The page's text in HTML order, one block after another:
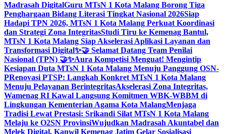
Madrasah DigitalGuru MTsN 1 Kota Malang Borong Tiga
Penghargaan Bidang Literasi Tingkat Nasional 2026Siap
Hadapi TPN 2026, MTsN 1 Kota Malang Perkuat Koordinasi
dan Strategi Zona IntegritasStudi Tiru ke Kemenag Bantul,
MTsN 1 Kota Malang Siap Akselerasi Aplikasi Layanan dan
Transformasi Digital✨🤝 Selamat Datang Team Penilai
Nasional (TPN) 🤝✨Aura Kompetisi Menguat! Mengintip
Kesiapan Duta MTsN 1 Kota Malang Menuju Panggung OSN-
PRenovasi PTSP: Langkah Konkret MTsN 1 Kota Malang
Menuju Pelayanan BerintegritasAkselerasi Zona Integritas,
Wamenag RI Kawal Langsung Komitmen WBK-WBBM di
Lingkungan Kementerian Agama Kota MalangMenjaga
Tradisi Lewat Prestasi: Srikandi Silat MTsN 1 Kota Malang
Melaju ke O2SN ProvinsiWujudkan Madrasah Akuntabel dan
Melek Digital, Kanwil Kemenag Jatim Gelar Sosialisasi